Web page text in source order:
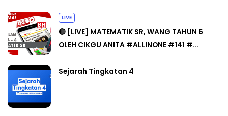
LIVE
🔴 [LIVE] MATEMATIK SR, WANG TAHUN 6
OLEH CIKGU ANITA #ALLINONE #141 #...
Sejarah Tingkatan 4